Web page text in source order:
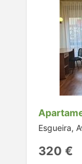
Esgueira,
320 €